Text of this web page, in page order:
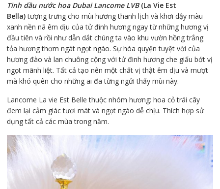
Tinh dầu nước hoa Dubai Lancome LVB(La Vie Est
Bella)tượng trưng cho mùi hương thanh lịch và khơi dậy màu
xanh nền nã êm dịu của tử đinh hương ngay từ những hương vị
đầu tiên và rồi như dẫn dắt chúng ta vào khu vườn hồng trắng
tỏa hương thơm ngát ngọt ngào. Sự hòa quyện tuyệt vời của
hương đào và lan chuông cộng với tử đinh hương che giấu bớt vị
ngọt mãnh liệt. Tất cả tạo nên một chất vị thật êm dịu và mượt
mà khó quên cho những ai đã từng ngửi thấy mùi này.
Lancome La vie Est Belle thuộc nhóm hương: hoa cỏ trái cây
đem lại cảm giác tươi mát và ngọt ngào dễ chịu. Thích hợp sử
dụng tất cả các mùa trong năm.